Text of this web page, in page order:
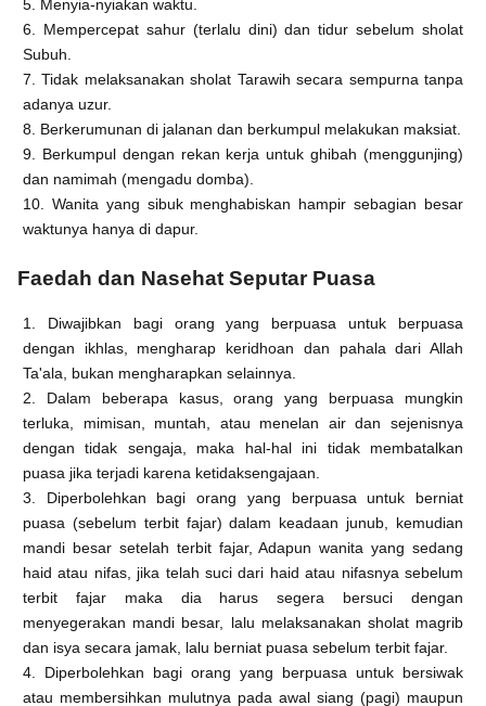
5. Menyia-nyiakan waktu.
6. Mempercepat sahur (terlalu dini) dan tidur sebelum sholat
Subuh.
7. Tidak melaksanakan sholat Tarawih secara sempurna tanpa
adanya uzur.
8. Berkerumunan di jalanan dan berkumpul melakukan maksiat.
9. Berkumpul dengan rekan kerja untuk ghibah (menggunjing)
dan namimah (mengadu domba).
10. Wanita yang sibuk menghabiskan hampir sebagian besar
waktunya hanya di dapur.
Faedah dan Nasehat Seputar Puasa
1. Diwajibkan bagi orang yang berpuasa untuk berpuasa
dengan ikhlas, mengharap keridhoan dan pahala dari Allah
Ta'ala, bukan mengharapkan selainnya.
2. Dalam beberapa kasus, orang yang berpuasa mungkin
terluka, mimisan, muntah, atau menelan air dan sejenisnya
dengan tidak sengaja, maka hal-hal ini tidak membatalkan
puasa jika terjadi karena ketidaksengajaan.
3. Diperbolehkan bagi orang yang berpuasa untuk berniat
puasa (sebelum terbit fajar) dalam keadaan junub, kemudian
mandi besar setelah terbit fajar, Adapun wanita yang sedang
haid atau nifas, jika telah suci dari haid atau nifasnya sebelum
terbit fajar maka dia harus segera bersuci dengan
menyegerakan mandi besar, lalu melaksanakan sholat magrib
dan isya secara jamak, lalu berniat puasa sebelum terbit fajar.
4. Diperbolehkan bagi orang yang berpuasa untuk bersiwak
atau membersihkan mulutnya pada awal siang (pagi) maupun